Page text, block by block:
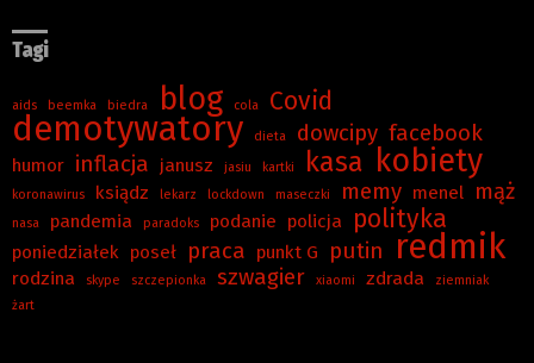
Tagi
aids beemka biedra blog cola Covid
demotywatory dieta dowcipy facebook
humor inflacja janusz jasiu kartki kasa kobiety
koronawirus ksiądz lekarz lockdown maseczki memy menel mąż
nasa pandemia paradoks podanie policja polityka
poniedziałek poseł praca punkt G putin redmik
rodzina skype szczepionka szwagier xiaomi zdrada
ziemniak
żart